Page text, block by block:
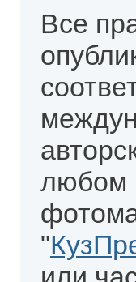
Все
любом
"